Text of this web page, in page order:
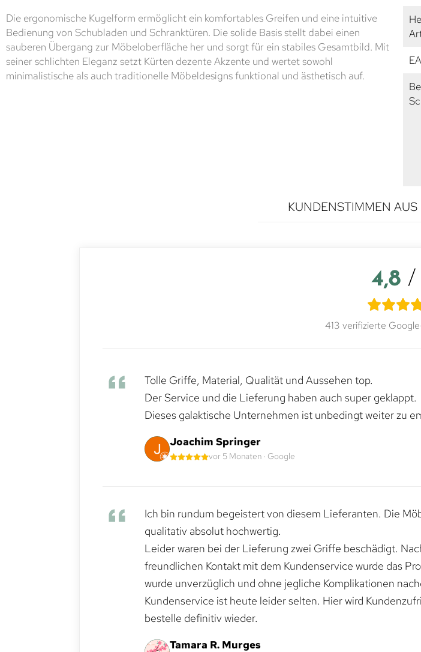
Die ergonomische Kugelform ermöglicht ein komfortables Greifen und eine intuitive
Bedienung von Schubladen und Schranktüren. Die solide Basis stellt dabei einen
sauberen Übergang zur Möbeloberfläche her und sorgt für ein stabiles Gesamtbild. Mit
seiner schlichten Eleganz setzt Kürten dezente Akzente und wertet sowohl
minimalistische als auch traditionelle Möbeldesigns funktional und ästhetisch auf.
KUNDENSTIMMEN
4,8 /
413 verifizierte
Tolle Griffe, Material, Qualität und Aussehen top.
Der Service und die Lieferung haben auch super geklappt.
Dieses galaktische Unternehmen ist unbedingt weiter zu
Joachim Springer
vor 5 Monaten · Google
Ich bin rundum begeistert von diesem Lieferanten. Die
qualitativ absolut hochwertig.
Leider waren bei der Lieferung zwei Griffe beschädigt.
freundlichen Kontakt mit dem Kundenservice wurde das
wurde unverzüglich und ohne jegliche Komplikationen
Kundenservice ist heute leider selten. Hier wird
bestelle definitiv wieder.
Tamara R. Murges